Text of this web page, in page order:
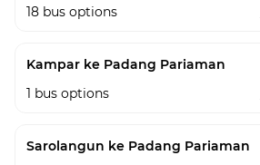
18 bus options
Kampar ke Padang Pariaman
1 bus options
Sarolangun ke Padang Pariaman